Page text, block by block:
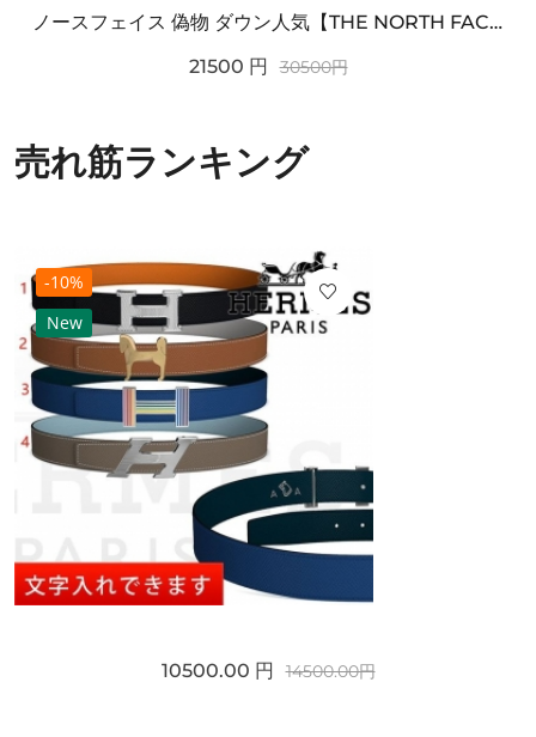
ノースフェイス 偽物 ダウン人気【THE NORTH FACE】M'S 7 SUMMIT HIM...
21500 円 30500円
売れ筋ランキング
-10%
New
10500.00 円 14500.00円